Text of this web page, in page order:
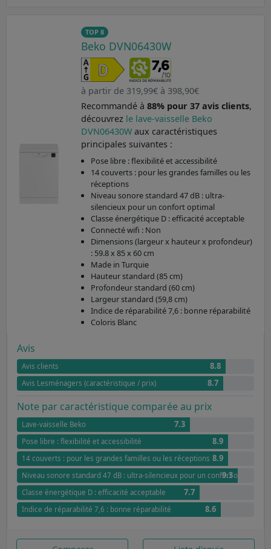
TOP 8
Beko DVN06430W
à partir de 319,99€ à 398,90€
Recommandé à 88% pour 37 avis clients,
découvrez le lave-vaisselle Beko
DVN06430W aux caractéristiques
principales suivantes :
Pose libre : flexibilité et accessibilité
14 couverts : pour les grandes familles ou les
réceptions
Niveau sonore standard 47 dB : ultra-
silencieux pour un confort optimal
Classe énergétique D : efficacité acceptable
Connecté wifi : Non
Dimensions (largeur x hauteur x profondeur)
: 59.8 x 85 x 60 cm
Made in Turquie
Hauteur standard (85 cm)
Profondeur standard (60 cm)
Largeur standard (59,8 cm)
Indice de réparabilité 7,6 : bonne réparabilité
Coloris Blanc
Avis
Avis clients 8.8
Avis Lesménagers (caractéristique / prix) 8.7
Note par caractéristique comparée au prix
Lave-vaisselle Beko 7.3
Pose libre : flexibilité et accessibilité 8.9
14 couverts : pour les grandes familles ou les réceptions 8.9
Niveau sonore standard 47 dB : ultra-silencieux pour un confort optimal
9.3
Classe énergétique D : efficacité acceptable 7.7
Indice de réparabilité 7,6 : bonne réparabilité 8.6